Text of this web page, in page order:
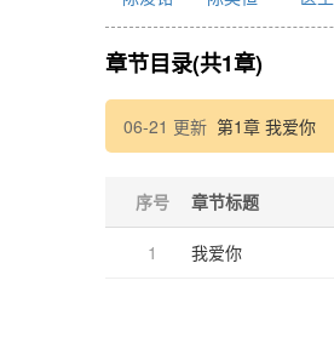
章节目录(共1章)
06-21 更新 第1章 我爱你
序号 章节标题
1 我爱你